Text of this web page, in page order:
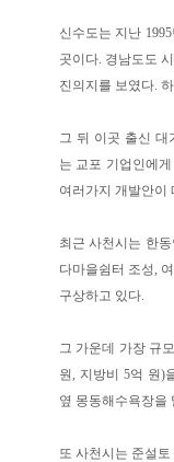
신수도는 지난
곳이다. 경남도도
진의지를 보였다.
그 뒤 이곳 출신 대
는 교포 기업인에
여러가지 개발안이
최근 사천시는 한
다마을쉼터 조성,
구상하고 있다.
그 가운데 가장 규
원, 지방비 5억 원)
옆 몽동해수욕장을
또 사천시는 준설